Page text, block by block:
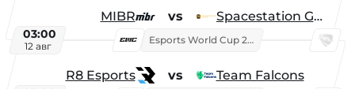
MIBR vs Spacestation Gaming
03:00
12 авг
Esports World Cup 2026
R8 Esports vs Team Falcons